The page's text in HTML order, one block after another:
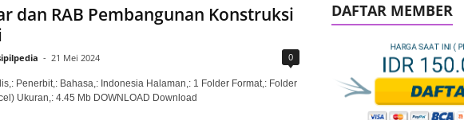
dan RAB Pembangunan Konstruksi
- 21 Mei 2024 0
Penerbit,: Bahasa,: Indonesia Halaman,: 1 Folder Format,: Folder
Ukuran,: 4.45 Mb DOWNLOAD Download
DAFTAR MEMBER